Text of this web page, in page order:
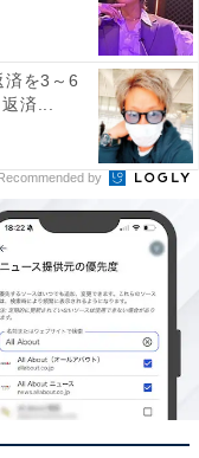
済を3～6
済...
Recommended by